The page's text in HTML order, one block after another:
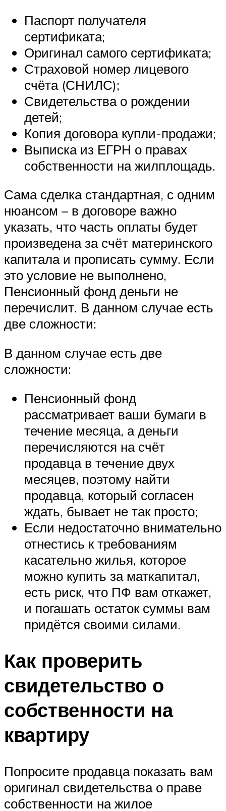
Паспорт получателя
сертификата;
Оригинал самого сертификата;
Страховой номер лицевого
счёта (СНИЛС);
Свидетельства о рождении
детей;
Копия договора купли-продажи;
Выписка из ЕГРН о правах
собственности на жилплощадь.
Сама сделка стандартная, с одним
нюансом – в договоре важно
указать, что часть оплаты будет
произведена за счёт материнского
капитала и прописать сумму. Если
это условие не выполнено,
Пенсионный фонд деньги не
перечислит. В данном случае есть
две сложности:
В данном случае есть две
сложности:
Пенсионный фонд
рассматривает ваши бумаги в
течение месяца, а деньги
перечисляются на счёт
продавца в течение двух
месяцев, поэтому найти
продавца, который согласен
ждать, бывает не так просто;
Если недостаточно внимательно
отнестись к требованиям
касательно жилья, которое
можно купить за маткапитал,
есть риск, что ПФ вам откажет,
и погашать остаток суммы вам
придётся своими силами.
Как проверить
свидетельство о
собственности на
квартиру
Попросите продавца показать вам
оригинал свидетельства о праве
собственности на жилое